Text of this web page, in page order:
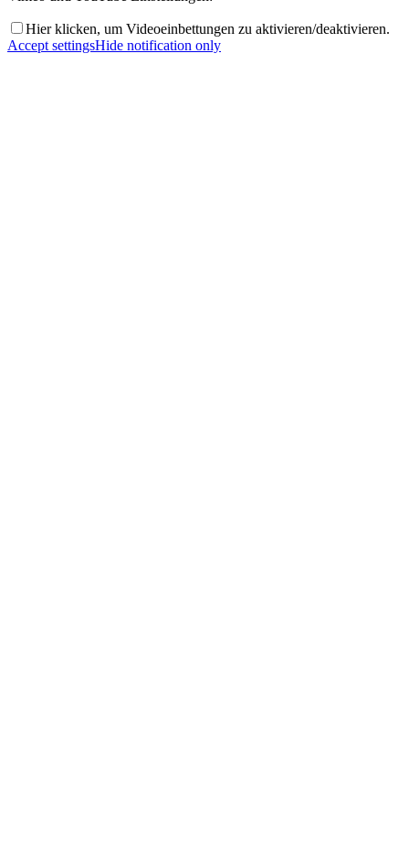
Hier klicken, um Videoeinbettungen zu aktivieren/deaktivieren.
Accept settingsHide notification only